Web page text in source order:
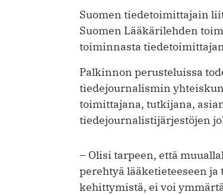
Suomen tiedetoimittajain
Suomen Lääkärilehden
toiminnasta
Palkinnon perusteluissa
tiedejournalismin
toimittajana, tutkijana,
tiedejournalistijärjestöjen
– Olisi tarpeen, että
perehtyä lääketieteeseen
kehittymistä, ei voi